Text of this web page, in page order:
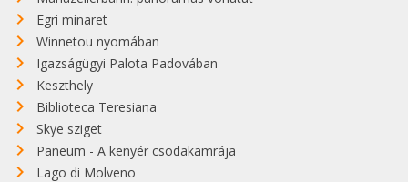
Egri minaret
Winnetou nyomában
Igazságügyi Palota Padovában
Keszthely
Biblioteca Teresiana
Skye sziget
Paneum - A kenyér csodakamrája
Lago di Molveno